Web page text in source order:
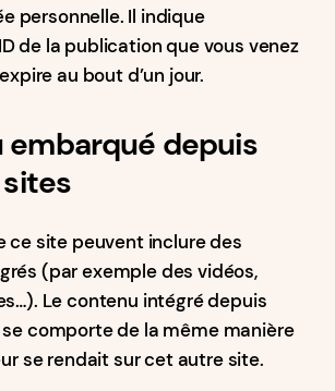
personnelle. Il indique
de la publication que vous venez
au bout d’un jour.
embarqué depuis
sites
ce site peuvent inclure des
(par exemple des vidéos,
Le contenu intégré depuis
comporte de la même manière
se rendait sur cet autre site.